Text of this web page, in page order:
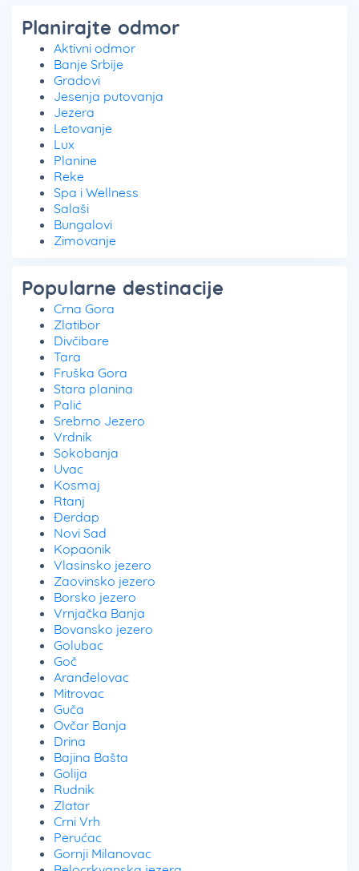
Planirajte odmor
Aktivni odmor
Banje Srbije
Gradovi
Jesenja putovanja
Jezera
Letovanje
Lux
Planine
Reke
Spa i Wellness
Salaši
Bungalovi
Zimovanje
Popularne destinacije
Crna Gora
Zlatibor
Divčibare
Tara
Fruška Gora
Stara planina
Palić
Srebrno Jezero
Vrdnik
Sokobanja
Uvac
Kosmaj
Rtanj
Đerdap
Novi Sad
Kopaonik
Vlasinsko jezero
Zaovinsko jezero
Borsko jezero
Vrnjačka Banja
Bovansko jezero
Golubac
Goč
Aranđelovac
Mitrovac
Guča
Ovčar Banja
Drina
Bajina Bašta
Golija
Rudnik
Zlatar
Crni Vrh
Perućac
Gornji Milanovac